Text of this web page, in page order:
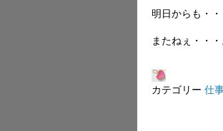
明日からも・・
またねぇ・・・
カテゴリー 仕